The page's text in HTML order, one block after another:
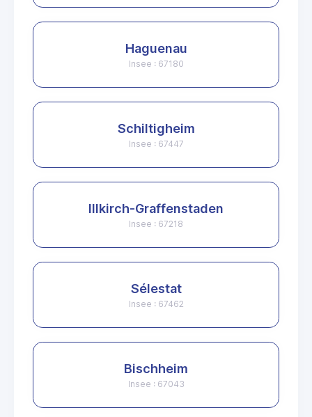
Haguenau
Insee : 67180
Schiltigheim
Insee : 67447
Illkirch-Graffenstaden
Insee : 67218
Sélestat
Insee : 67462
Bischheim
Insee : 67043